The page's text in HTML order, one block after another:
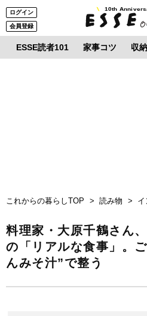
ログイン
会員登録
10th
ESSE読者101 家事コツ 収納
これからの暮らしTOP 読み物 イ
料理家・大原千鶴さん
の「リアルな食事」。
んみそ汁”で整う